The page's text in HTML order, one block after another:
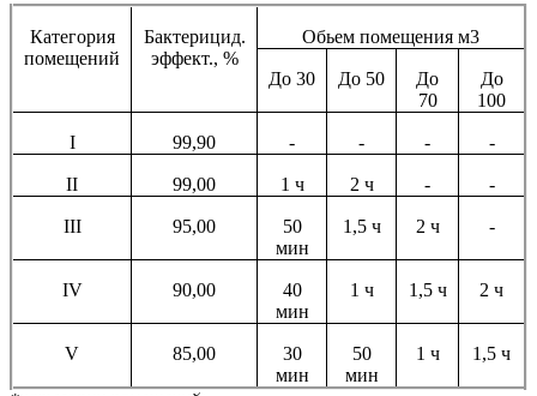
Категория
помещений
Бактерицид.
эффект., %
Обьем помещения м3
До 30 До 50
До
70
До
100
I 99,90 - - - -
II 99,00 1 ч 2 ч - -
III 95,00
50
мин
1,5 ч 2 ч -
IV 90,00
40
мин
1 ч 1,5 ч 2 ч
V 85,00
30
мин
50
мин
1 ч 1,5 ч